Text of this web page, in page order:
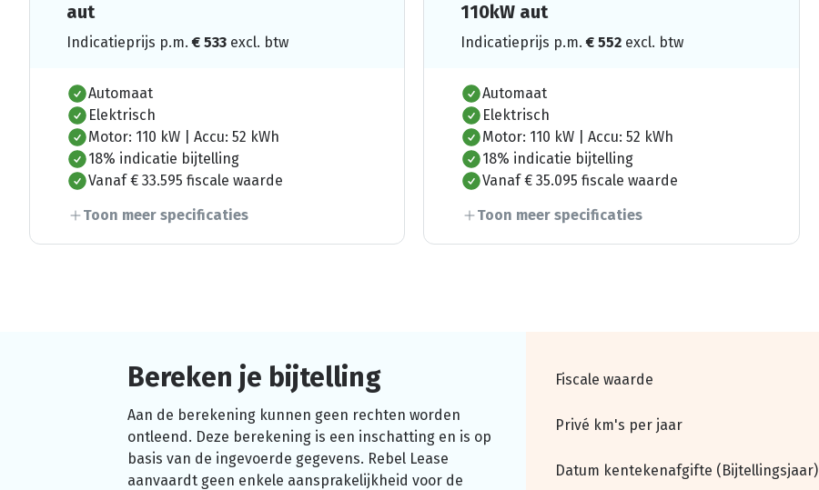
aut
Indicatieprijs p.m.€ 533 excl. btw
Automaat
Elektrisch
Motor: 110 kW | Accu: 52 kWh
18% indicatie bijtelling
Vanaf € 33.595 fiscale waarde
Toon meer specificaties
110kW aut
Indicatieprijs p.m.€ 552 excl. btw
Automaat
Elektrisch
Motor: 110 kW | Accu: 52 kWh
18% indicatie bijtelling
Vanaf € 35.095 fiscale waarde
Toon meer specificaties
Bereken je bijtelling
Aan de berekening kunnen geen rechten worden
ontleend. Deze berekening is een inschatting en is op
basis van de ingevoerde gegevens. Rebel Lease
aanvaardt geen enkele aansprakelijkheid voor de
Fiscale waarde
Privé km's per jaar
Datum kentekenafgifte (Bijtellingsjaar)